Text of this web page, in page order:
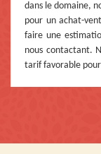
dans le domaine,
pour un achat-
faire une
nous contactant.
tarif favorable